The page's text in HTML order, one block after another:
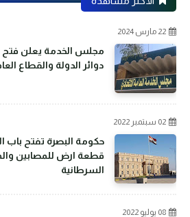
22 مارس 2024
مجلس الخدمة يعلن فتح
دوائر الدولة والقطاع
02 سبتمبر 2022
حكومة البصرة تفتح باب
قطعة ارض للمصابين
السرطانية
08 يوليو 2022